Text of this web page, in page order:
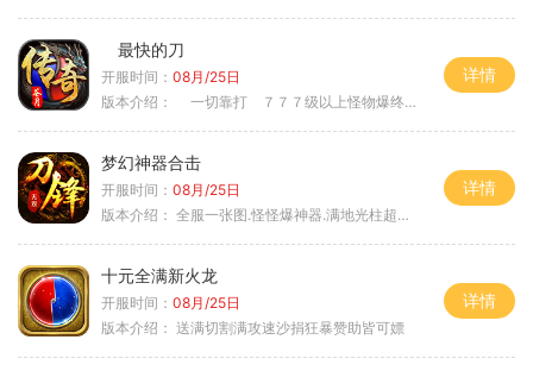
最快的刀
开服时间： 08月/25日
版本介绍：
一切靠打 ７７７级以上怪物爆终极
详情
梦幻神器合击
开服时间： 08月/25日
版本介绍： 全服一张图.怪怪爆神器.满地光柱超激情
详情
十元全满新火龙
开服时间： 08月/25日
版本介绍： 送满切割满攻速沙捐狂暴赞助皆可嫖
详情